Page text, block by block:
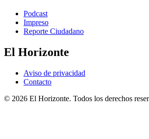
Podcast
Impreso
Reporte Ciudadano
El Horizonte
Aviso de privacidad
Contacto
© 2026 El Horizonte. Todos los derechos